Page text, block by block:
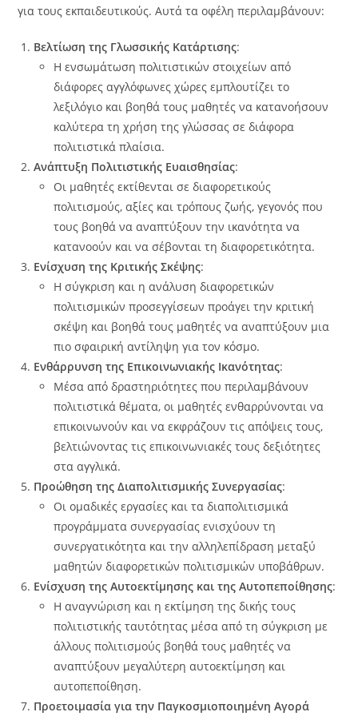
για τους εκπαιδευτικούς. Αυτά τα οφέλη περιλαμβάνουν:
Βελτίωση της Γλωσσικής Κατάρτισης:
Η ενσωμάτωση πολιτιστικών στοιχείων από
διάφορες αγγλόφωνες χώρες εμπλουτίζει το
λεξιλόγιο και βοηθά τους μαθητές να κατανοήσουν
καλύτερα τη χρήση της γλώσσας σε διάφορα
πολιτιστικά πλαίσια.
Ανάπτυξη Πολιτιστικής Ευαισθησίας:
Οι μαθητές εκτίθενται σε διαφορετικούς
πολιτισμούς, αξίες και τρόπους ζωής, γεγονός που
τους βοηθά να αναπτύξουν την ικανότητα να
κατανοούν και να σέβονται τη διαφορετικότητα.
Ενίσχυση της Κριτικής Σκέψης:
Η σύγκριση και η ανάλυση διαφορετικών
πολιτισμικών προσεγγίσεων προάγει την κριτική
σκέψη και βοηθά τους μαθητές να αναπτύξουν μια
πιο σφαιρική αντίληψη για τον κόσμο.
Ενθάρρυνση της Επικοινωνιακής Ικανότητας:
Μέσα από δραστηριότητες που περιλαμβάνουν
πολιτιστικά θέματα, οι μαθητές ενθαρρύνονται να
επικοινωνούν και να εκφράζουν τις απόψεις τους,
βελτιώνοντας τις επικοινωνιακές τους δεξιότητες
στα αγγλικά.
Προώθηση της Διαπολιτισμικής Συνεργασίας:
Οι ομαδικές εργασίες και τα διαπολιτισμικά
προγράμματα συνεργασίας ενισχύουν τη
συνεργατικότητα και την αλληλεπίδραση μεταξύ
μαθητών διαφορετικών πολιτισμικών υποβάθρων.
Ενίσχυση της Αυτοεκτίμησης και της Αυτοπεποίθησης:
Η αναγνώριση και η εκτίμηση της δικής τους
πολιτιστικής ταυτότητας μέσα από τη σύγκριση με
άλλους πολιτισμούς βοηθά τους μαθητές να
αναπτύξουν μεγαλύτερη αυτοεκτίμηση και
αυτοπεποίθηση.
Προετοιμασία για την Παγκοσμιοποιημένη Αγορά